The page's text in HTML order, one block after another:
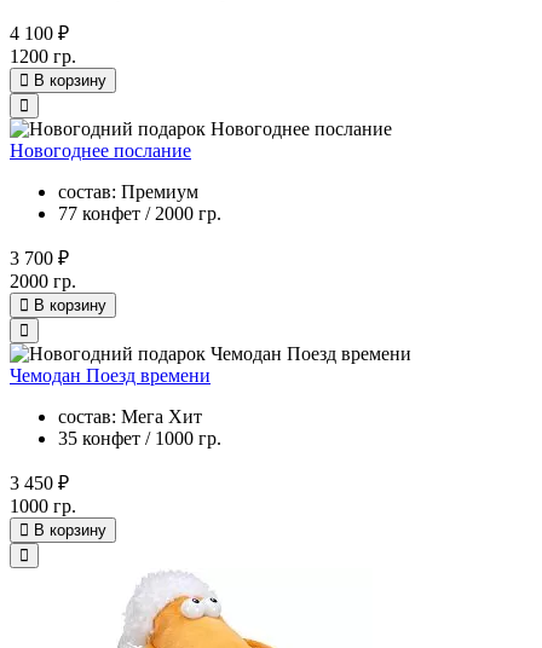
4 100 ₽
1200 гр.
В корзину
Новогоднее послание
состав: Премиум
77 конфет / 2000 гр.
3 700 ₽
2000 гр.
В корзину
Чемодан Поезд времени
состав: Мега Хит
35 конфет / 1000 гр.
3 450 ₽
1000 гр.
В корзину